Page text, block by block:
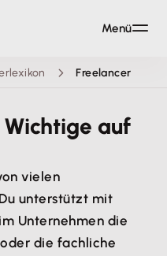
Freelancer
Wichtige auf
vielen
unterstützt mit
Unternehmen die
die fachliche
Menü